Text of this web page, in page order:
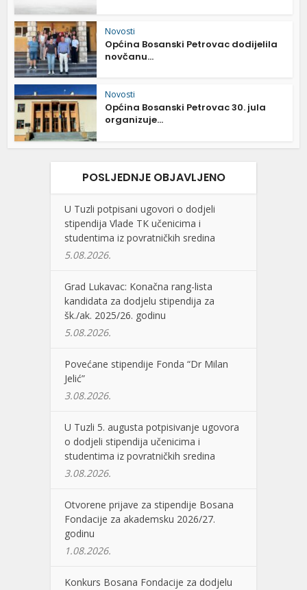
Novosti
Općina Bosanski Petrovac dodijelila
novčanu...
Novosti
Općina Bosanski Petrovac 30. jula
organizuje...
POSLJEDNJE OBJAVLJENO
U Tuzli potpisani ugovori o dodjeli
stipendija Vlade TK učenicima i
studentima iz povratničkih sredina
5.08.2026.
Grad Lukavac: Konačna rang-lista
kandidata za dodjelu stipendija za
šk./ak. 2025/26. godinu
5.08.2026.
Povećane stipendije Fonda “Dr Milan
Jelić”
3.08.2026.
U Tuzli 5. augusta potpisivanje ugovora
o dodjeli stipendija učenicima i
studentima iz povratničkih sredina
3.08.2026.
Otvorene prijave za stipendije Bosana
Fondacije za akademsku 2026/27.
godinu
1.08.2026.
Konkurs Bosana Fondacije za dodjelu